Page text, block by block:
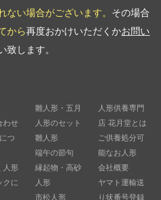
ない場合がございます。 その場合
から再度おかけいただくかお問い
致します。
わせ
つ
人形
クに
雛人形・五月
人形のセット
雛人形
端午の節句
縁起物・高砂
人形
市松人形
人形供養専門
店 花月堂とは
ご供養処分可
能なお人形
会社概要
ヤマト運輸送
り状番号登録